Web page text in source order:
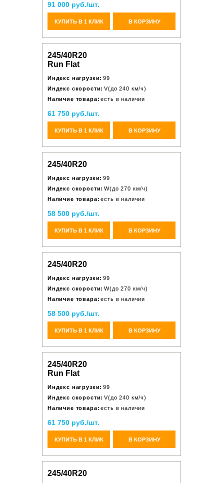
91 000 руб./шт.
КУПИТЬ В 1 КЛИК В КОРЗИНУ
245/40R20
Run Flat
Индекс нагрузки: 99
Индекс скорости: V(до 240 км/ч)
Наличие товара: есть в наличии
61 750 руб./шт.
КУПИТЬ В 1 КЛИК В КОРЗИНУ
245/40R20
Индекс нагрузки: 99
Индекс скорости: W(до 270 км/ч)
Наличие товара: есть в наличии
58 500 руб./шт.
КУПИТЬ В 1 КЛИК В КОРЗИНУ
245/40R20
Индекс нагрузки: 99
Индекс скорости: W(до 270 км/ч)
Наличие товара: есть в наличии
58 500 руб./шт.
КУПИТЬ В 1 КЛИК В КОРЗИНУ
245/40R20
Run Flat
Индекс нагрузки: 99
Индекс скорости: V(до 240 км/ч)
Наличие товара: есть в наличии
61 750 руб./шт.
КУПИТЬ В 1 КЛИК В КОРЗИНУ
245/40R20